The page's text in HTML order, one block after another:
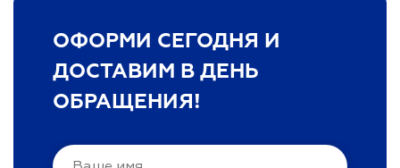
ОФОРМИ СЕГОДНЯ И
ДОСТАВИМ В ДЕНЬ
ОБРАЩЕНИЯ!